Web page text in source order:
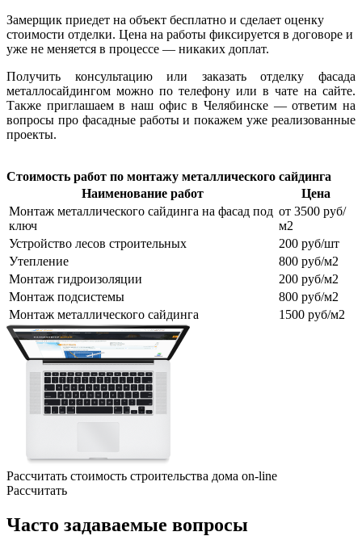
Замерщик приедет на объект бесплатно и сделает оценку
стоимости отделки. Цена на работы фиксируется в договоре и
уже не меняется в процессе — никаких доплат.
Получить консультацию или заказать отделку фасада
металлосайдингом можно по телефону или в чате на сайте.
Также приглашаем в наш офис в Челябинске — ответим на
вопросы про фасадные работы и покажем уже реализованные
проекты.
Стоимость работ по монтажу металлического сайдинга
Наименование работ
Цена
Монтаж металлического сайдинга на фасад под
ключ
от 3500 руб/
м2
Устройство лесов строительных
200 руб/шт
Утепление
800 руб/м2
Монтаж гидроизоляции
200 руб/м2
Монтаж подсистемы
800 руб/м2
Монтаж металлического сайдинга
1500 руб/м2
Рассчитать стоимость строительства дома on-line
Рассчитать
Часто задаваемые вопросы